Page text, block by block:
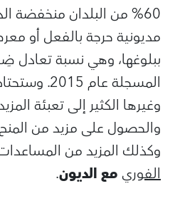
60% من البلدان منخفضة
مديونية حرجة بالفعل أو
ببلوغها، وهي نسبة
المسجلة عام
وغيرها الكثير إلى تعبئة
والحصول على مزيد من المنح
وكذلك المزيد من
الفوري مع الديون.